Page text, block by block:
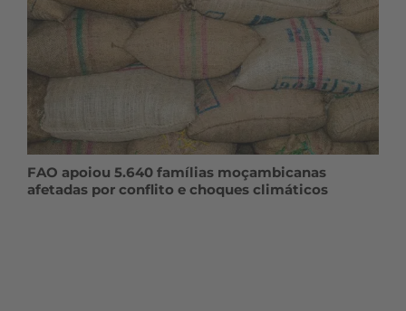
FAO apoiou 5.640 famílias moçambicanas
afetadas por conflito e choques climáticos